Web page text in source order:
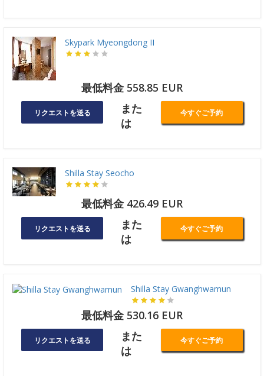
Skypark Myeongdong II
最低料金 558.85 EUR
リクエストを送る
また
は
今すぐご予約
Shilla Stay Seocho
最低料金 426.49 EUR
リクエストを送る
また
は
今すぐご予約
Shilla Stay Gwanghwamun
最低料金 530.16 EUR
リクエストを送る
また
は
今すぐご予約